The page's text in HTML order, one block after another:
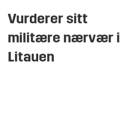
Vurderer sitt
militære nærvær i
Litauen